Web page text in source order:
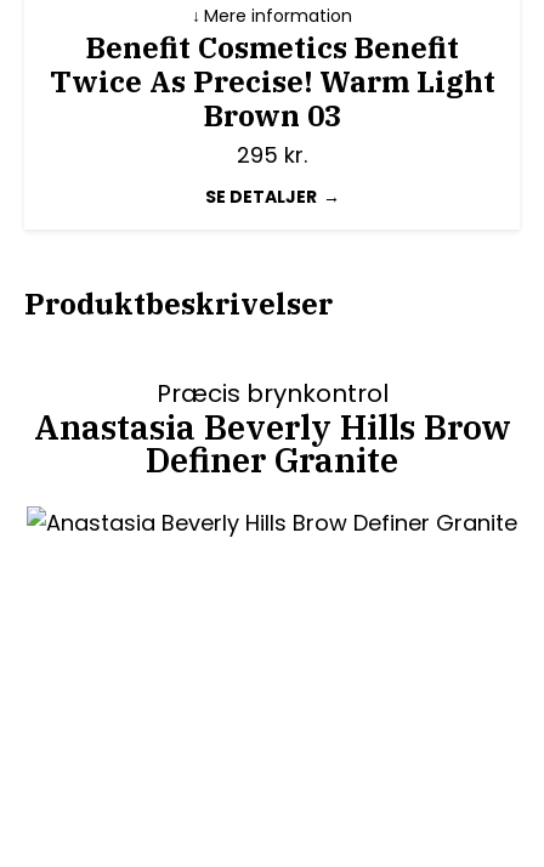
Benefit Cosmetics Benefit
Twice As Precise! Warm Light
Brown 03
295 kr.
SE DETALJER
Mere information
Produktbeskrivelser
Præcis brynkontrol
Anastasia Beverly Hills Brow
Definer Granite